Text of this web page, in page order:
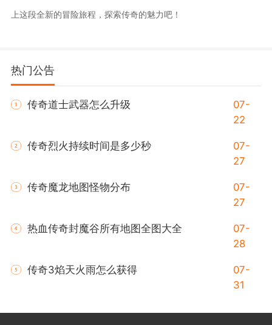
上这段全新的冒险旅程，探索传奇的魅力吧！
热门公告
传奇道士武器怎么升级
07-
22
传奇烈火持续时间是多少秒
07-
27
传奇魔龙地图怪物分布
07-
27
热血传奇封魔谷所有地图全图大全
07-
28
传奇3焰天火雨怎么获得
07-
31